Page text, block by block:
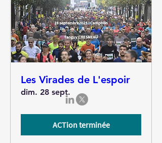
Les Virades de L'espoir
dim. 28 sept.
ACTion terminée